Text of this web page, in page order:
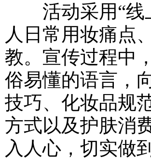
活动采用“线
人日常用妆痛点
教。宣传过程中
俗易懂的语言，
技巧、化妆品规
方式以及护肤消
入人心，切实做